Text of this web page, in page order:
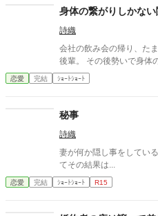
身体の繋がりしかない
詩織
会社の飲み会の帰り、た
後輩。 その後勢いで身体
恋愛 完結 ｼｮｰﾄｼｮｰﾄ
秘事
詩織
妻が何か隠し事をしてい
てその結果は...
恋愛 完結 ｼｮｰﾄｼｮｰﾄ R15